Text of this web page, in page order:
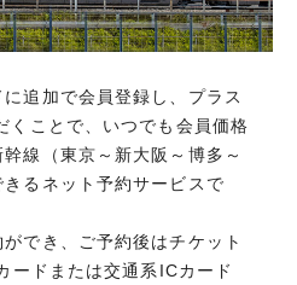
追加で会員登録し、プラス
くことで、いつでも会員価格
線（東京～新大阪～博多～
るネット予約サービスで
でき、ご予約後はチケット
ードまたは交通系ICカード